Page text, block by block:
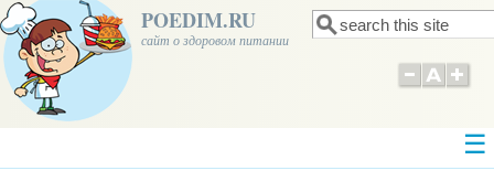
POEDIM.RU
сайт о здоровом питании Форма поиска
Поиск